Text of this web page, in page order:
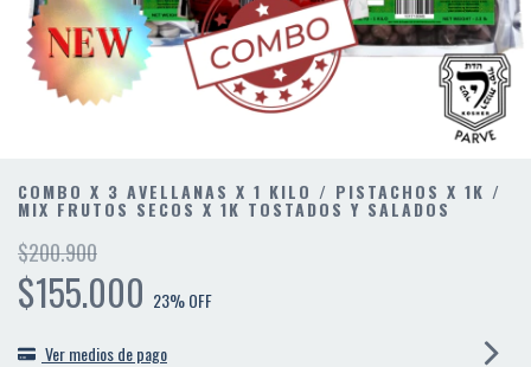
COMBO X 3 AVELLANAS X 1 KILO / PISTACHOS X 1K /
MIX FRUTOS SECOS X 1K TOSTADOS Y SALADOS
$200.900
$155.000 23% OFF
Ver medios de pago